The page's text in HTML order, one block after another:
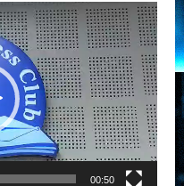
00:50